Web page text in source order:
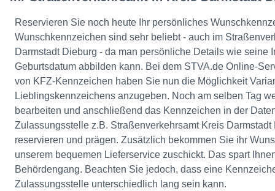
Reservieren Sie noch heute Ihr persönliches
Wunschkennzeichen sind sehr beliebt - auch im
Darmstadt Dieburg - da man persönliche Details wie seine
Geburtsdatum abbilden kann. Bei dem STVA.de Online-
von KFZ-Kennzeichen haben Sie nun die Möglichkeit
Lieblingskennzeichens anzugeben. Noch am selben Tag
bearbeiten und anschließend das Kennzeichen in der
Zulassungsstelle z.B. Straßenverkehrsamt Kreis Darmstadt
reservieren und prägen. Zusätzlich bekommen Sie ihr
unserem bequemen Lieferservice zuschickt. Das spart
Behördengang. Beachten Sie jedoch, dass eine
Zulassungsstelle unterschiedlich lang sein kann.